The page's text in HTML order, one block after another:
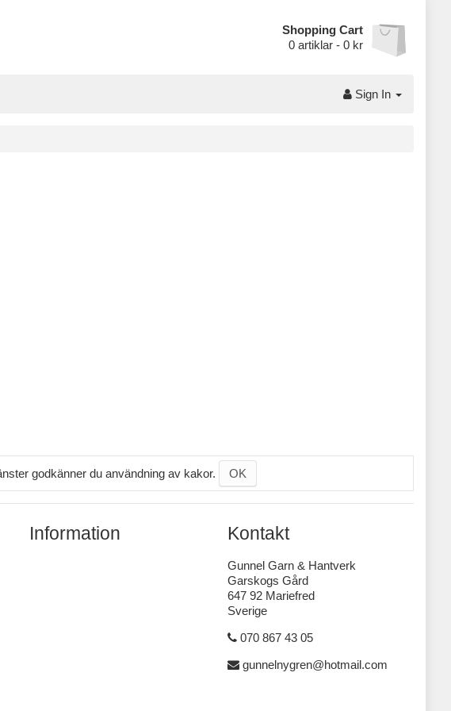
Shopping Cart
0artiklar - 0 kr
Sign In
godkänner du användning av kakor. OK
Information Kontakt
Gunnel Garn & Hantverk
Garskogs Gård
647 92 Mariefred
Sverige
070 867 43 05
gunnelnygren@hotmail.com